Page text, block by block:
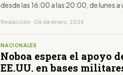
desde las 16:00 a las 20:00, de lunes
Redacción · 06 de enero, 2026
NACIONALES
Noboa espera el apoyo
EE.UU. en bases